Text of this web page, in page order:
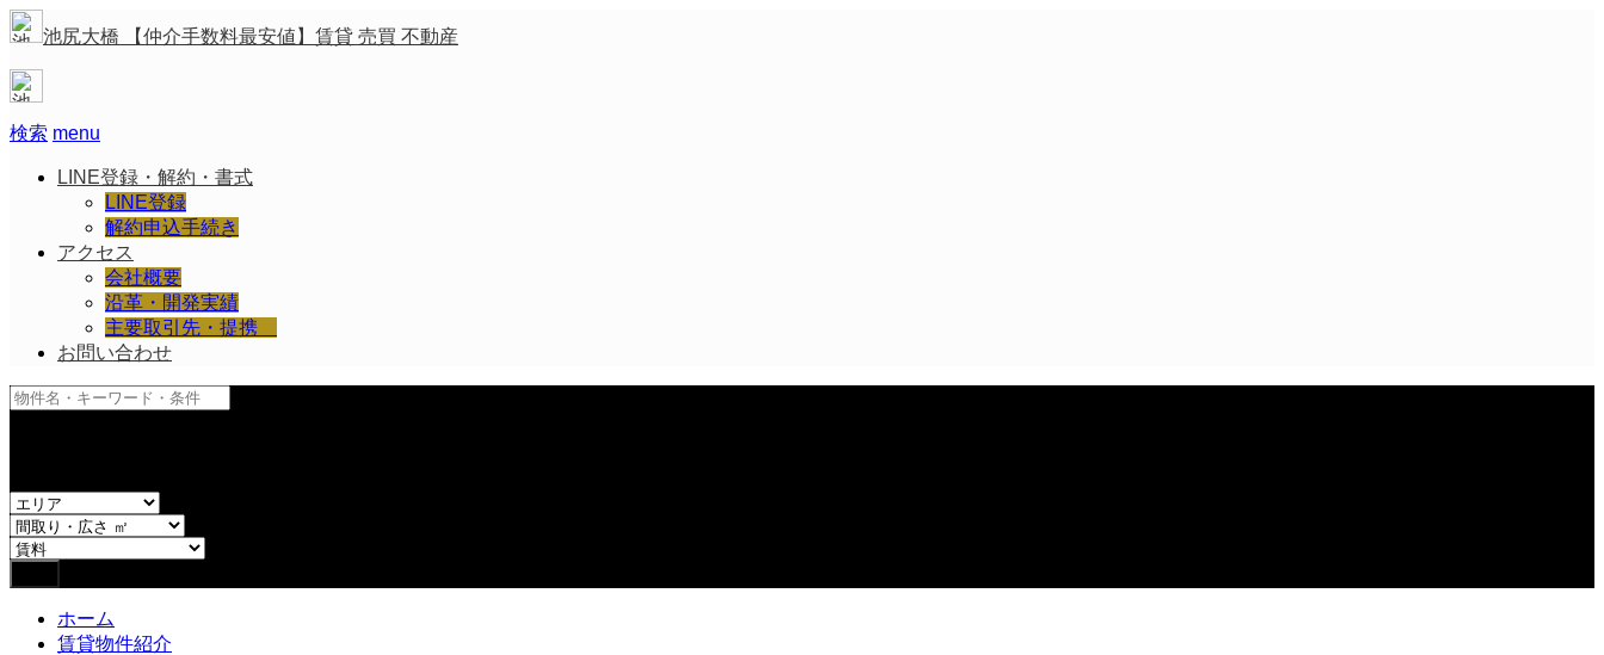
池尻大橋 【仲介手数料最安値】賃貸 売買 不動産
検索 menu
LINE登録・解約・書式
LINE登録
解約申込手続き
アクセス
会社概要
沿革・開発実績
主要取引先・提携
お問い合わせ
ホーム
賃貸物件紹介